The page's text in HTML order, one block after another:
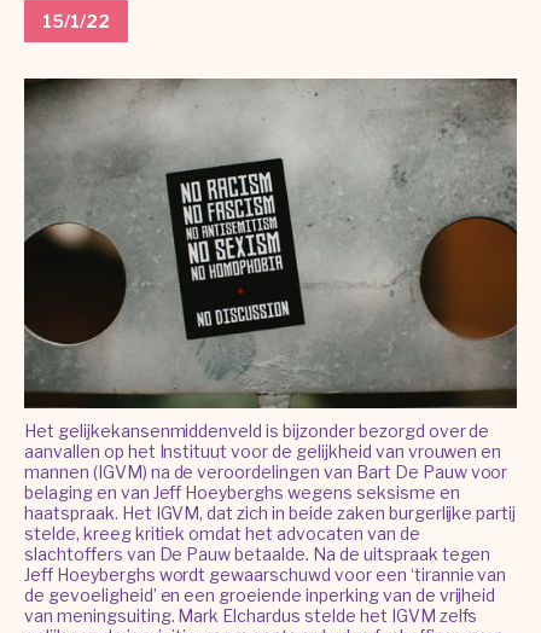
15/1/22
Het gelijkekansenmiddenveld is bijzonder bezorgd over de
aanvallen op het Instituut voor de gelijkheid van vrouwen en
mannen (IGVM) na de veroordelingen van Bart De Pauw voor
belaging en van Jeff Hoeyberghs wegens seksisme en
haatspraak. Het IGVM, dat zich in beide zaken burgerlijke partij
stelde, kreeg kritiek omdat het advocaten van de
slachtoffers van De Pauw betaalde. Na de uitspraak tegen
Jeff Hoeyberghs wordt gewaarschuwd voor een ‘tirannie van
de gevoeligheid’ en een groeiende inperking van de vrijheid
van meningsuiting. Mark Elchardus stelde het IGVM zelfs